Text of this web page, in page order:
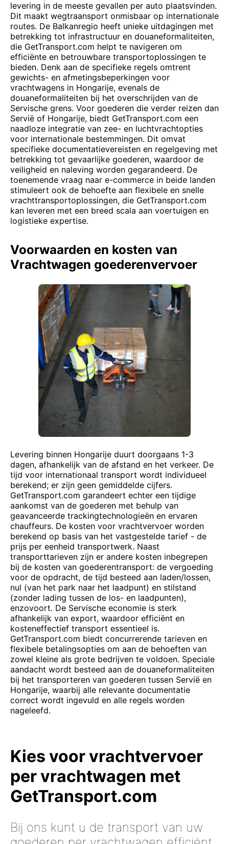
levering in de meeste gevallen per auto plaatsvinden.
Dit maakt wegtraansport onmisbaar op internationale
routes. De Balkanregio heeft unieke uitdagingen met
betrekking tot infrastructuur en douaneformaliteiten,
die GetTransport.com helpt te navigeren om
efficiënte en betrouwbare transportoplossingen te
bieden. Denk aan de specifieke regels omtrent
gewichts- en afmetingsbeperkingen voor
vrachtwagens in Hongarije, evenals de
douaneformaliteiten bij het overschrijden van de
Servische grens. Voor goederen die verder reizen dan
Servië of Hongarije, biedt GetTransport.com een
naadloze integratie van zee- en luchtvrachtopties
voor internationale bestemmingen. Dit omvat
specifieke documentatievereisten en regelgeving met
betrekking tot gevaarlijke goederen, waardoor de
veiligheid en naleving worden gegarandeerd. De
toenemende vraag naar e-commerce in beide landen
stimuleert ook de behoefte aan flexibele en snelle
vrachttransportoplossingen, die GetTransport.com
kan leveren met een breed scala aan voertuigen en
logistieke expertise.
Voorwaarden en kosten van
Vrachtwagen goederenvervoer
Levering binnen Hongarije duurt doorgaans 1-3
dagen, afhankelijk van de afstand en het verkeer. De
tijd voor internationaal transport wordt individueel
berekend; er zijn geen gemiddelde cijfers.
GetTransport.com garandeert echter een tijdige
aankomst van de goederen met behulp van
geavanceerde trackingtechnologieën en ervaren
chauffeurs. De kosten voor vrachtvervoer worden
berekend op basis van het vastgestelde tarief - de
prijs per eenheid transportwerk. Naast
transporttarieven zijn er andere kosten inbegrepen
bij de kosten van goederentransport: de vergoeding
voor de opdracht, de tijd besteed aan laden/lossen,
nul (van het park naar het laadpunt) en stilstand
(zonder lading tussen de los- en laadpunten),
enzovoort. De Servische economie is sterk
afhankelijk van export, waardoor efficiënt en
kosteneffectief transport essentieel is.
GetTransport.com biedt concurrerende tarieven en
flexibele betalingsopties om aan de behoeften van
zowel kleine als grote bedrijven te voldoen. Speciale
aandacht wordt besteed aan de douaneformaliteiten
bij het transporteren van goederen tussen Servië en
Hongarije, waarbij alle relevante documentatie
correct wordt ingevuld en alle regels worden
nageleefd.
Kies voor vrachtvervoer
per vrachtwagen met
GetTransport.com
Bij ons kunt u de transport van uw